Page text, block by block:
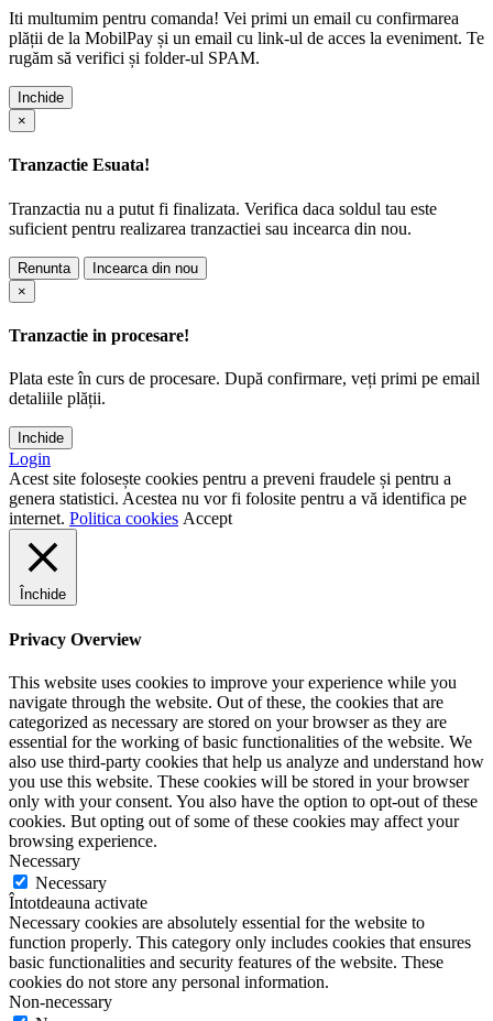
Iti multumim pentru comanda! Vei primi un email cu confirmarea
plății de la MobilPay și un email cu link-ul de acces la eveniment. Te
rugăm să verifici și folder-ul SPAM.
Inchide
×
Tranzactie Esuata!
Tranzactia nu a putut fi finalizata. Verifica daca soldul tau este
suficient pentru realizarea tranzactiei sau incearca din nou.
Renunta
Incearca din nou
×
Tranzactie in procesare!
Plata este în curs de procesare. După confirmare, veți primi pe email
detaliile plății.
Inchide
Login
Acest site folosește cookies pentru a preveni fraudele și pentru a
genera statistici. Acestea nu vor fi folosite pentru a vă identifica pe
internet. Politica cookies Accept
Închide
Privacy Overview
This website uses cookies to improve your experience while you
navigate through the website. Out of these, the cookies that are
categorized as necessary are stored on your browser as they are
essential for the working of basic functionalities of the website. We
also use third-party cookies that help us analyze and understand how
you use this website. These cookies will be stored in your browser
only with your consent. You also have the option to opt-out of these
cookies. But opting out of some of these cookies may affect your
browsing experience.
Necessary
Necessary
Întotdeauna activate
Necessary cookies are absolutely essential for the website to
function properly. This category only includes cookies that ensures
basic functionalities and security features of the website. These
cookies do not store any personal information.
Non-necessary